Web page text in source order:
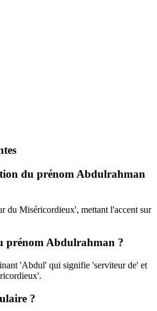
du prénom Abdulrahman
du Miséricordieux', mettant l'accent sur
prénom Abdulrahman ?
'Abdul' qui signifie 'serviteur de' et
?